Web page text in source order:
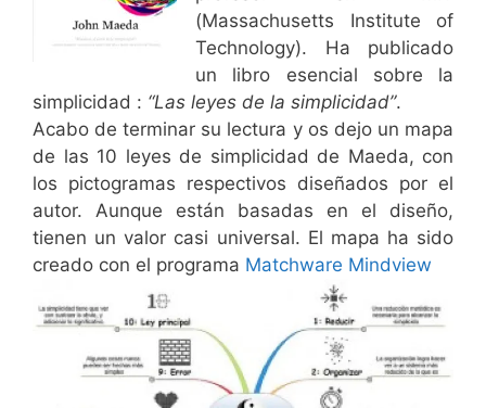
(Massachusetts Institute of
Technology). Ha publicado
un libro esencial sobre la
simplicidad : “Las leyes de la simplicidad”.
Acabo de terminar su lectura y os dejo un mapa
de las 10 leyes de simplicidad de Maeda, con
los pictogramas respectivos diseñados por el
autor. Aunque están basadas en el diseño,
tienen un valor casi universal. El mapa ha sido
creado con el programa Matchware Mindview